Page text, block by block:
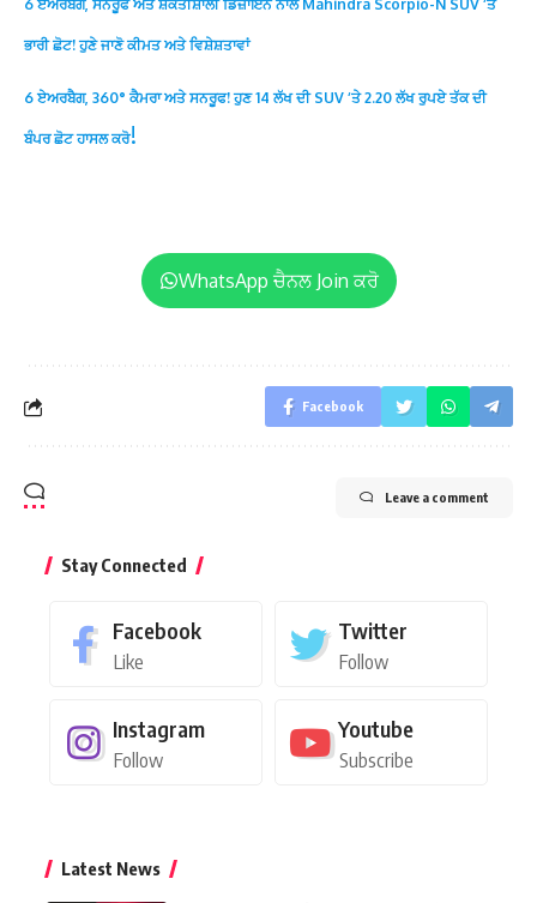
6 ਏਅਰਬੈਗ, ਸਨਰੂਫ ਅਤੇ ਸ਼ਕਤੀਸ਼ਾਲੀ ਡਿਜ਼ਾਇਨ ਨਾਲ Mahindra Scorpio-N SUV ‘ਤੇ
ਭਾਰੀ ਛੋਟ! ਹੁਣੇ ਜਾਣੋ ਕੀਮਤ ਅਤੇ ਵਿਸ਼ੇਸ਼ਤਾਵਾਂ
6 ਏਅਰਬੈਗ, 360° ਕੈਮਰਾ ਅਤੇ ਸਨਰੂਫ! ਹੁਣ 14 ਲੱਖ ਦੀ SUV ‘ਤੇ 2.20 ਲੱਖ ਰੁਪਏ ਤੱਕ ਦੀ
ਬੰਪਰ ਛੋਟ ਹਾਸਲ ਕਰੋ!
WhatsApp ਚੈਨਲ Join ਕਰੋ
Facebook
Leave a comment
Stay Connected
Facebook
Like
Twitter
Follow
Instagram
Follow
Youtube
Subscribe
Latest News